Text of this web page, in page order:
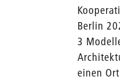
Berlin
3
einen